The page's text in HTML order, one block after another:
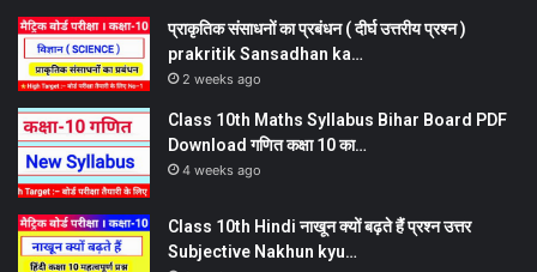
प्राकृतिक संसाधनों का प्रबंधन ( दीर्घ उत्तरीय प्रश्न )
prakritik Sansadhan ka…
2 weeks ago
Class 10th Maths Syllabus Bihar Board PDF
Download गणित कक्षा 10 का…
4 weeks ago
Class 10th Hindi नाखून क्यों बढ़ते हैं प्रश्न उत्तर
Subjective Nakhun kyu…